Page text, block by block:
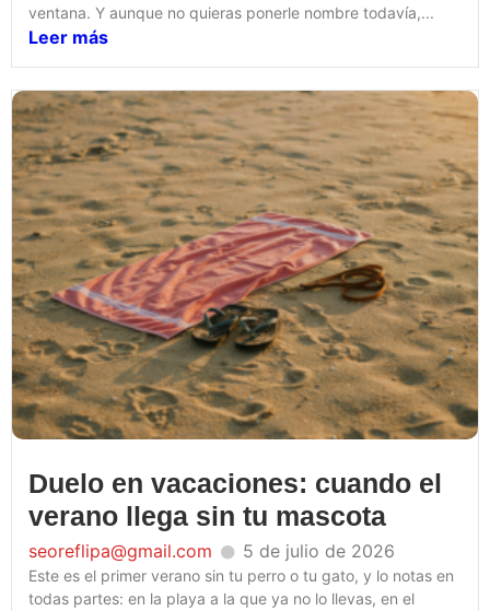
ventana. Y aunque no quieras ponerle nombre todavía,...
Leer más
Duelo en vacaciones: cuando el
verano llega sin tu mascota
seoreflipa@gmail.com 5 de julio de 2026
Este es el primer verano sin tu perro o tu gato, y lo notas en
todas partes: en la playa a la que ya no lo llevas, en el